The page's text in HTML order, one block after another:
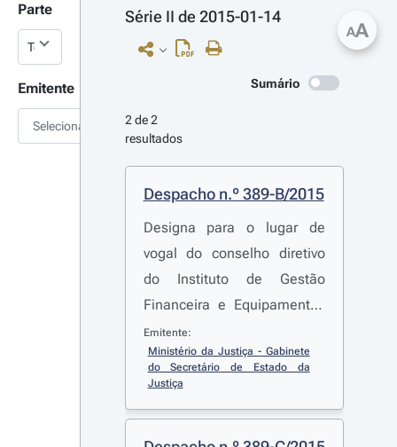
Parte
Emitente
Selecionar
Série II de 2015-01-14
Sumário
2 de 2
resultados
Despacho n.º 389-B/2015
Designa para o lugar de
vogal do conselho diretivo
do Instituto de Gestão
Financeira e Equipamentos
da Justiça, I.P., o licenciado
Joaquim Manuel Ferreira
Vieira e Melo
Emitente:
Ministério da Justiça - Gabinete
do Secretário de Estado da
Justiça
AA